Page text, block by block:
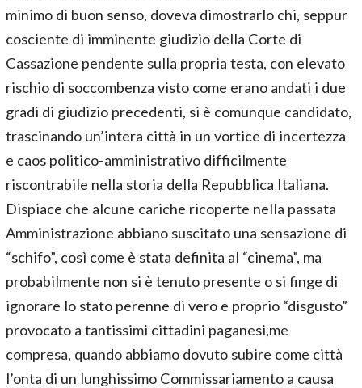
minimo di buon senso, doveva dimostrarlo chi, seppur
cosciente di imminente giudizio della Corte di
Cassazione pendente sulla propria testa, con elevato
rischio di soccombenza visto come erano andati i due
gradi di giudizio precedenti, si è comunque candidato,
trascinando un’intera città in un vortice di incertezza
e caos politico-amministrativo difficilmente
riscontrabile nella storia della Repubblica Italiana.
Dispiace che alcune cariche ricoperte nella passata
Amministrazione abbiano suscitato una sensazione di
“schifo”, così come è stata definita al “cinema”, ma
probabilmente non si è tenuto presente o si finge di
ignorare lo stato perenne di vero e proprio “disgusto”
provocato a tantissimi cittadini paganesi,me
compresa, quando abbiamo dovuto subire come città
l’onta di un lunghissimo Commissariamento a causa